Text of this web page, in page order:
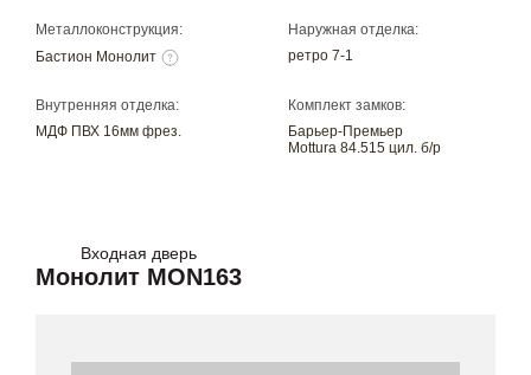
Металлоконструкция:
Бастион Монолит
Наружная отделка:
ретро 7-1
Внутренняя отделка:
МДФ ПВХ 16мм фрез.
Комплект замков:
Барьер-Премьер
Mottura 84.515 цил. б/р
Входная дверь
Монолит MON163